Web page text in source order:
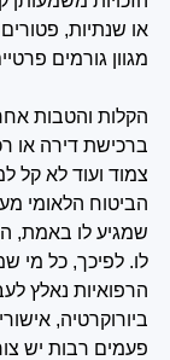
או שנתיות,
מגוון גורמים
הקלות והטבות
ברכישת דירה או
צמוד ועוד לא קל
הביטוח הלאומי
שמגיע לו באמת,
לו. לפיכך, כל מי
הרפואיות נאלץ
ביורוקרטיה,
פעמים רבות יש